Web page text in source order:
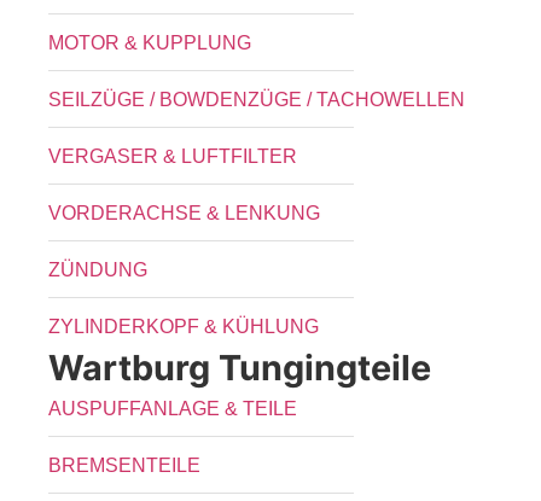
MOTOR & KUPPLUNG
SEILZÜGE / BOWDENZÜGE / TACHOWELLEN
VERGASER & LUFTFILTER
VORDERACHSE & LENKUNG
ZÜNDUNG
ZYLINDERKOPF & KÜHLUNG
Wartburg Tungingteile
AUSPUFFANLAGE & TEILE
BREMSENTEILE